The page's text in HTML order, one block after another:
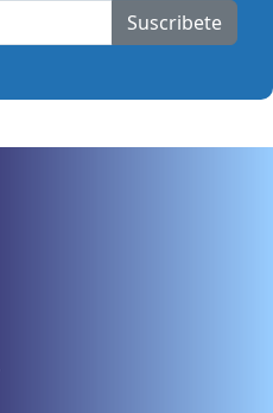
Suscribete